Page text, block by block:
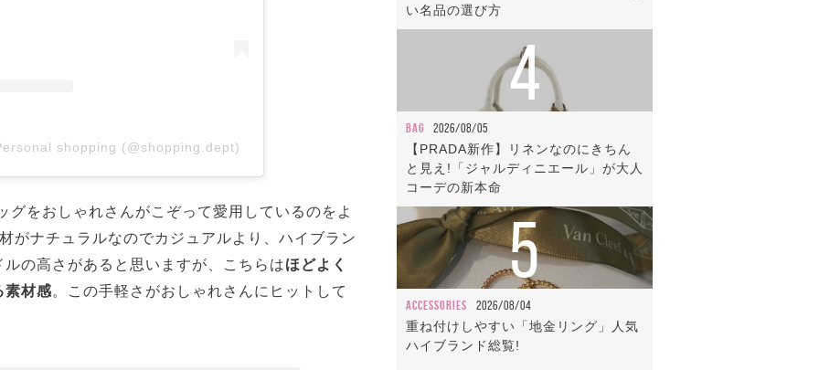
shopping (@shopping.dept)
をおしゃれさんがこぞって愛用しているのをよ
がナチュラルなのでカジュアルより、ハイブラン
の高さがあると思いますが、こちらはほどよく
素材感。この手軽さがおしゃれさんにヒットして
い名品の選び方
4
BAG 2026/08/05
【PRADA新作】リネンなのにきちん
と見え!「ジャルディニエール」が大人
コーデの新本命
5
ACCESSORIES 2026/08/04
重ね付けしやすい「地金リング」人気
ハイブランド総覧!